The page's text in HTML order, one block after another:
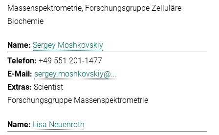
Massenspektrometrie Forschungsgruppe Zelluläre
Biochemie
Sergey Moshkovskiy
+49 551 201-1477
sergey.moshkovskiy@...
Scientist
Forschungsgruppe Massenspektrometrie
Lisa Neuenroth